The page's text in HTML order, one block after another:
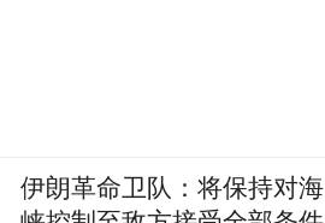
伊朗革命卫队：将保持对海